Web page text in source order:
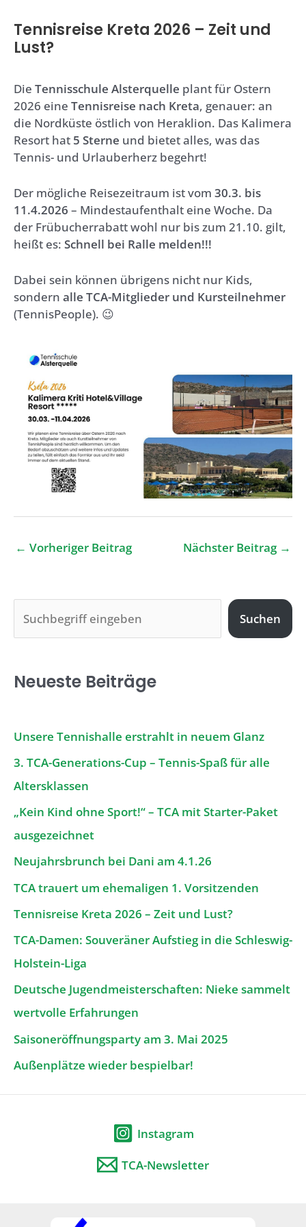
Tennisreise Kreta 2026 – Zeit und
Lust?
Die Tennisschule Alsterquelle plant für Ostern
2026 eine Tennisreise nach Kreta, genauer: an
die Nordküste östlich von Heraklion. Das Kalimera
Resort hat 5 Sterne und bietet alles, was das
Tennis- und Urlauberherz begehrt!
Der mögliche Reisezeitraum ist vom 30.3. bis
11.4.2026 – Mindestaufenthalt eine Woche. Da
der Frübucherrabatt wohl nur bis zum 21.10. gilt,
heißt es: Schnell bei Ralle melden!!!
Dabei sein können übrigens nicht nur Kids,
sondern alle TCA-Mitglieder und Kursteilnehmer
(TennisPeople). 😉
Post
navigation
← Vorheriger Beitrag Nächster Beitrag →
h
Suchen
Neueste Beiträge
Unsere Tennishalle erstrahlt in neuem Glanz
3. TCA-Generations-Cup – Tennis-Spaß für alle
Altersklassen
„Kein Kind ohne Sport!“ – TCA mit Starter-Paket
ausgezeichnet
Neujahrsbrunch bei Dani am 4.1.26
TCA trauert um ehemaligen 1. Vorsitzenden
Tennisreise Kreta 2026 – Zeit und Lust?
TCA-Damen: Souveräner Aufstieg in die Schleswig-
Holstein-Liga
Deutsche Jugendmeisterschaften: Nieke sammelt
wertvolle Erfahrungen
Saisoneröffnungsparty am 3. Mai 2025
Außenplätze wieder bespielbar!
Instagram
TCA-Newsletter